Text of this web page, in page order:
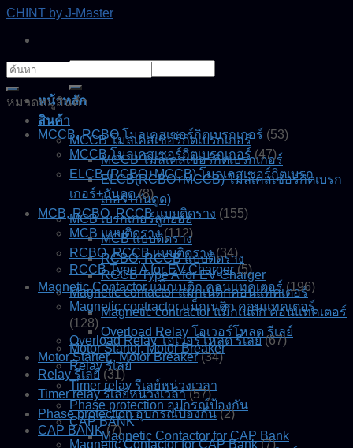
Skip
content
CHINT by J-Master
หน้าหลัก
สินค้า
MCCB โมลเคสเซอร์กิตเบรกเกอร์
MCCB โมลเคสเซอร์กิตเบรกเกอร์
ELCB(RCBO+MCCB) โมลเคสเซอร์กิตเบรก
เกอร์+กันดูด)
MCB เบรกเกอร์ลูกย่อย
MCB แบบติดราง
RCBO, RCCB แบบติดราง
RCCB Type A for EV Charger
Magnetic contactor แมกเนติกคอนแทคเตอร์
Magnetic contractor แม็กเนติก คอนแทคเตอร์
Overload Relay โอเวอร์โหลด รีเลย์
Motor Startor, Motor Breaker
Relay รีเลย์
Timer relay รีเลย์หน่วงเวลา
Phase protection อุปกรณ์ป้องกัน
CAP BANK
Magnetic Contactor for CAP Bank
ค้นหา:
หมวดหมู่สินค้า
MCCB, RCBO โมลเคสเซอร์กิตเบรกเกอร์ (53)
MCCB โมลเคสเซอร์กิตเบรกเกอร์ (47)
ELCB (RCBO+MCCB) โมลเคสเซอร์กิตเบรก
เกอร์+กันดูด (8)
MCB, RCBO, RCCB แบบติดราง (155)
MCB แบบติดราง (112)
RCBO, RCCB แบบติดราง (34)
RCCB Type A for EV Charger (5)
Magnetic Contactor แม็กเนติก คอนแทคเตอร์ (196)
Magnetic contractor แม็กเนติก คอนแทคเตอร์
(128)
Overload Relay โอเวอร์โหลด รีเลย์ (67)
Motor Starter , Motor Breaker (34)
Relay รีเลย์ (31)
Timer relay รีเลย์หน่วงเวลา (57)
Phase protection อุปกรณ์ป้องกัน (2)
CAP BANK (7)
Magnetic Contactor for CAP Bank (7)